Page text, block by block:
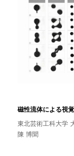
磁性流体による視
東北芸術工科大学
陳 博聞